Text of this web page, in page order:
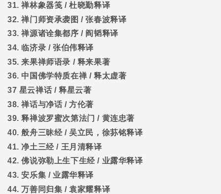
31.禅林象器笺 /杜晓勤释译
32.禅门师资承袭图 /张春波释译
33.禅源诸诠集都序 / 阎韬释译
34. 临济录 /张伯伟释译
35.来果禅师语录 / 释来果著
36. 中国佛学特质在禅/释太虚著
37 星云禅话 /释星云著
38.禅话与净话 /方伦著
39.释禅波罗蜜次第法门 / 黄连忠著
40.般舟三昧经/吴立民，徐荪铭释译
41.净土三经/ 王月清释译
42.佛说弥勒上生下生经/ 业露华释译
43.安乐集 /业露华释译
44.万善同归集 /袁家耀释译